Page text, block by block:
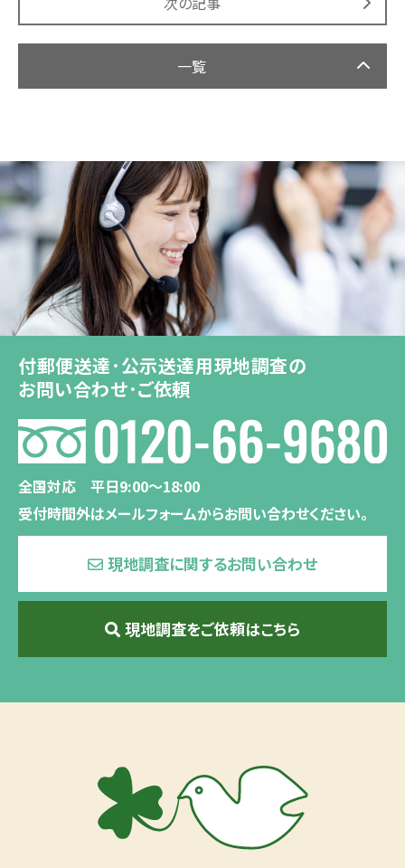
一覧
付郵便送達･公示送達用現地調査の
お問い合わせ･ご依頼
全国対応 平日9:00〜18:00
受付時間外はメールフォームからお問い合わせください。
現地調査に関するお問い合わせ
現地調査をご依頼はこちら